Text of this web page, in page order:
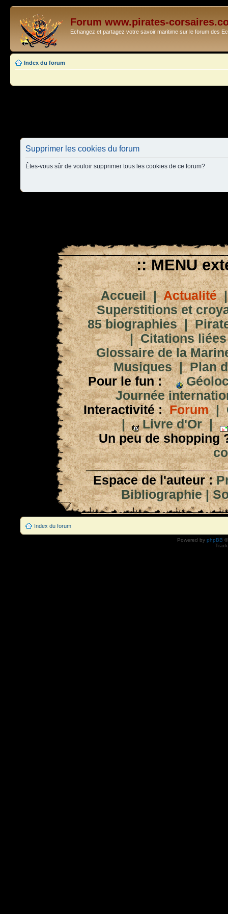
Forum www.pirates-
Echangez et partagez votre savoir maritime sur le forum des
Index du forum
Supprimer les cookies du forum
Êtes-vous sûr de vouloir supprimer tous les cookies de ce forum?
:: MENU
Accueil|Actualité
Superstitions et
85 biographies|
|Citations
Glossaire de la
Musiques|Plan
Pour le fun :
Journée
Interactivité : Forum|
|
Livre d'Or|
Un peu de shopping
Espace de l'auteur :
Bibliographie|
Index du forum
Powered by phpBB